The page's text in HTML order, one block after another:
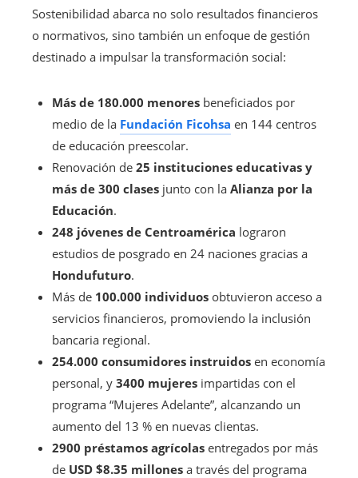
Sostenibilidad abarca no solo resultados financieros
o normativos, sino también un enfoque de gestión
destinado a impulsar la transformación social:
Más de 180.000 menores beneficiados por
medio de la Fundación Ficohsa en 144 centros
de educación preescolar.
Renovación de 25 instituciones educativas y
más de 300 clases junto con la Alianza por la
Educación.
248 jóvenes de Centroamérica lograron
estudios de posgrado en 24 naciones gracias a
Hondufuturo.
Más de 100.000 individuos obtuvieron acceso a
servicios financieros, promoviendo la inclusión
bancaria regional.
254.000 consumidores instruidos en economía
personal, y 3400 mujeres impartidas con el
programa “Mujeres Adelante”, alcanzando un
aumento del 13 % en nuevas clientas.
2900 préstamos agrícolas entregados por más
de USD $8.35 millones a través del programa